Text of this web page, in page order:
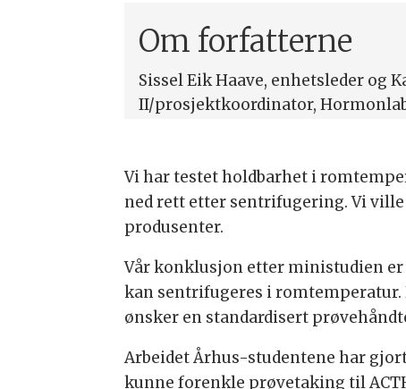
Om forfatterne
Sissel Eik Haave, enhetsleder og
II/prosjektkoordinator,
Vi har testet holdbarhet i
ned rett etter sentrifugering. Vi
produsenter.
Vår konklusjon etter ministudien
kan sentrifugeres i
ønsker en standardisert
Arbeidet Århus-studentene har
kunne forenkle prøvetaking til